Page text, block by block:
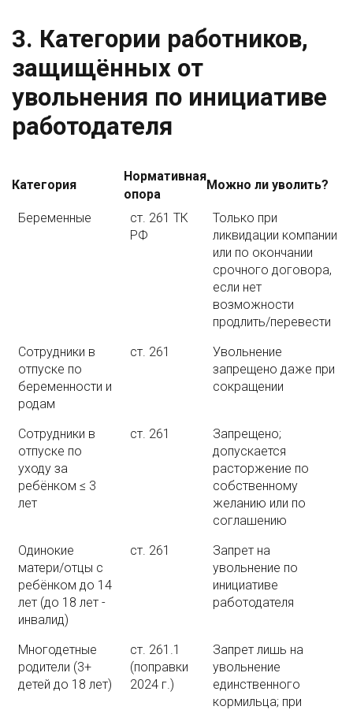
3. Категории работников,
защищённых от
увольнения по инициативе
работодателя
Категория
Нормативная
опора
Можно ли уволить?
Беременные
ст. 261 ТК
РФ
Только при
ликвидации компании
или по окончании
срочного договора,
если нет
возможности
продлить/перевести
Сотрудники в
отпуске по
беременности и
родам
ст. 261
Увольнение
запрещено даже при
сокращении
Сотрудники в
отпуске по
уходу за
ребёнком ≤ 3
лет
ст. 261
Запрещено;
допускается
расторжение по
собственному
желанию или по
соглашению
Одинокие
матери/отцы с
ребёнком до 14
лет (до 18 лет -
инвалид)
ст. 261
Запрет на
увольнение по
инициативе
работодателя
Многодетные
родители (3+
детей до 18 лет)
ст. 261.1
(поправки
2024 г.)
Запрет лишь на
увольнение
единственного
кормильца; при